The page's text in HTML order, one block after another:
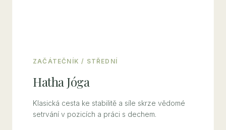
ZAČÁTEČNÍK / STŘEDNÍ
Hatha Jóga
Klasická cesta ke stabilitě a síle skrze vědomé
setrvání v pozicích a práci s dechem.